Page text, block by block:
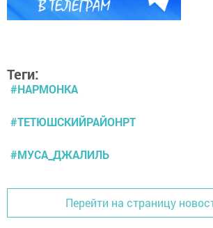
Теги:
#НАРМОНКА
#ТЕТЮШСКИЙРАЙОНРТ
#МУСА_ДЖАЛИЛЬ
Перейти на страницу